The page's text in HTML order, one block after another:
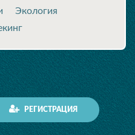
Экология
РЕГИСТРАЦИЯ